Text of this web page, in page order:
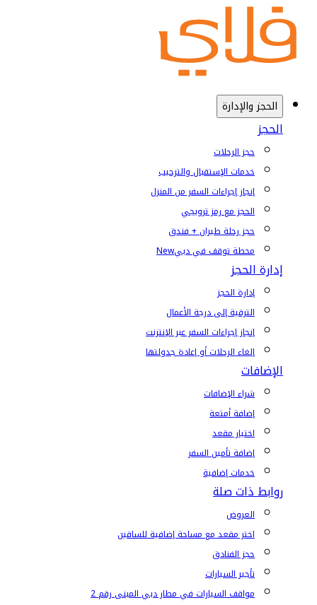
الحجز والإدارة
الحجز
حجز الرحلات
خدمات الإستقبال والترحيب
إنجاز إجراءات السفر من المنزل
الحجز مع رمز ترويجي
حجز رحلة طيران + فندق
محطة توقف في دبيNew
إدارة الحجز
إدارة الحجز
الترقية إلى درجة الأعمال
إنجاز إجراءات السفر عبر الإنترنت
إلغاء الرحلات أو إعادة جدولتها
الإضافات
شراء الإضافات
إضافة أمتعة
اختيار مقعد
إضافة تأمين السفر
خدمات إضافية
روابط ذات صلة
العروض
اختر مقعد مع مساحة إضافية للساقين
حجز الفنادق
تأجير السيارات
مواقف السيارات في مطار دبي المبنى رقم 2